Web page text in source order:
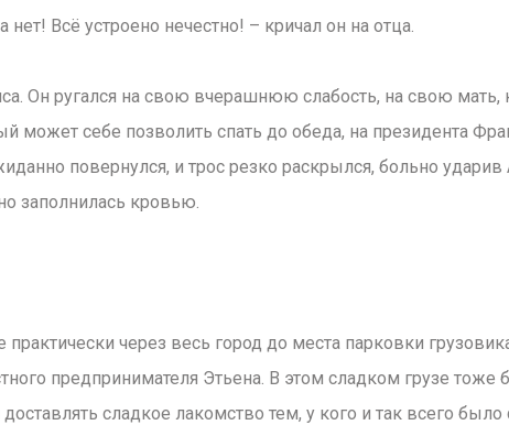
Всё устроено нечестно! – кричал он на отца.
Он ругался на свою вчерашнюю слабость, на свою мать,
может себе позволить спать до обеда, на президента
повернулся, и трос резко раскрылся, больно
заполнилась кровью.
через весь город до места парковки
предпринимателя Этьена. В этом сладком грузе
сладкое лакомство тем, у кого и так всего было